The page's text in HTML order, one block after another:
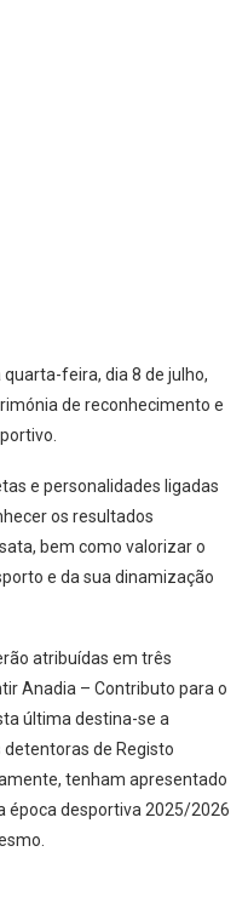
feira, dia 8 de julho,
de reconhecimento e
e personalidades ligadas
os resultados
bem como valorizar o
e da sua dinamização
atribuídas em três
Anadia – Contributo para o
última destina-se a
de Registo
tenham apresentado
época desportiva 2025/2026